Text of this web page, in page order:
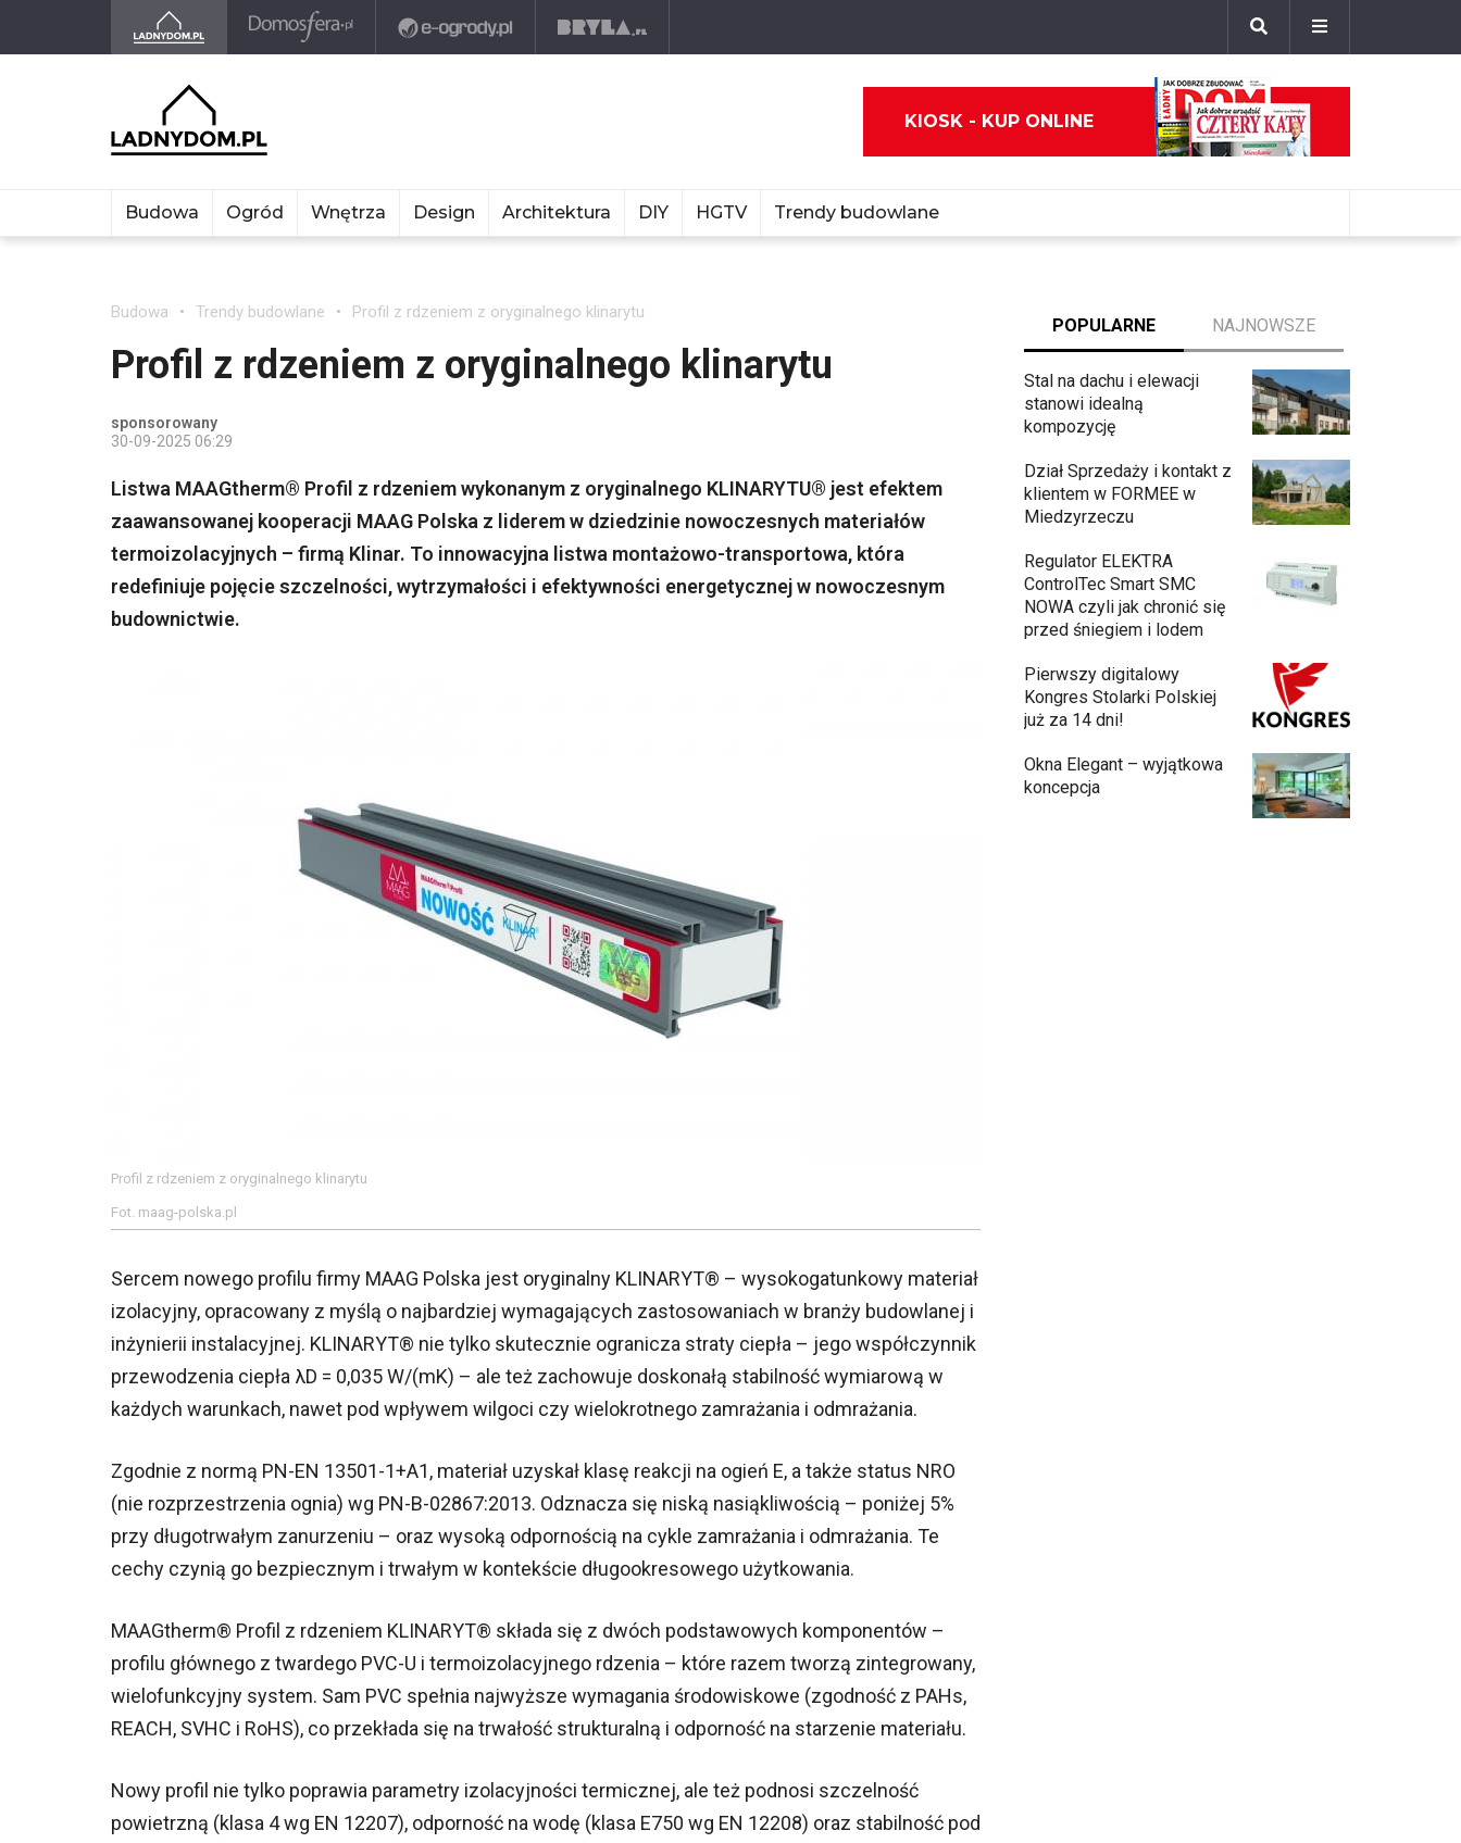
KIOSK - KUP ONLINE
Budowa Ogród Wnętrza Design Architektura DIY HGTV Trendy budowlane
Budowa Trendy budowlane Profil z rdzeniem z oryginalnego klinarytu
Profil z rdzeniem z oryginalnego klinarytu
sponsorowany
30-09-2025 06:29
Listwa MAAGtherm® Profil z rdzeniem wykonanym z oryginalnego KLINARYTU® jest efektem
zaawansowanej kooperacji MAAG Polska z liderem w dziedzinie nowoczesnych materiałów
termoizolacyjnych – firmą Klinar. To innowacyjna listwa montażowo-transportowa, która
redefiniuje pojęcie szczelności, wytrzymałości i efektywności energetycznej w nowoczesnym
budownictwie.
Profil z rdzeniem z oryginalnego klinarytu
Fot. maag-polska.pl
Sercem nowego profilu firmy MAAG Polska jest oryginalny KLINARYT® – wysokogatunkowy materiał
izolacyjny, opracowany z myślą o najbardziej wymagających zastosowaniach w branży budowlanej i
inżynierii instalacyjnej. KLINARYT® nie tylko skutecznie ogranicza straty ciepła – jego współczynnik
przewodzenia ciepła λD = 0,035 W/(mK) – ale też zachowuje doskonałą stabilność wymiarową w
każdych warunkach, nawet pod wpływem wilgoci czy wielokrotnego zamrażania i odmrażania.
Zgodnie z normą PN-EN 13501-1+A1, materiał uzyskał klasę reakcji na ogień E, a także status NRO
(nie rozprzestrzenia ognia) wg PN-B-02867:2013. Odznacza się niską nasiąkliwością – poniżej 5%
przy długotrwałym zanurzeniu – oraz wysoką odpornością na cykle zamrażania i odmrażania. Te
cechy czynią go bezpiecznym i trwałym w kontekście długookresowego użytkowania.
MAAGtherm® Profil z rdzeniem KLINARYT® składa się z dwóch podstawowych komponentów –
profilu głównego z twardego PVC-U i termoizolacyjnego rdzenia – które razem tworzą zintegrowany,
wielofunkcyjny system. Sam PVC spełnia najwyższe wymagania środowiskowe (zgodność z PAHs,
REACH, SVHC i RoHS), co przekłada się na trwałość strukturalną i odporność na starzenie materiału.
Nowy profil nie tylko poprawia parametry izolacyjności termicznej, ale też podnosi szczelność
powietrzną (klasa 4 wg EN 12207), odporność na wodę (klasa E750 wg EN 12208) oraz stabilność pod
POPULARNE NAJNOWSZE
Stal na dachu i elewacji
stanowi idealną
kompozycję
Dział Sprzedaży i kontakt z
klientem w FORMEE w
Miedzyrzeczu
Regulator ELEKTRA
ControlTec Smart SMC
NOWA czyli jak chronić się
przed śniegiem i lodem
Pierwszy digitalowy
Kongres Stolarki Polskiej
już za 14 dni!
Okna Elegant – wyjątkowa
koncepcja